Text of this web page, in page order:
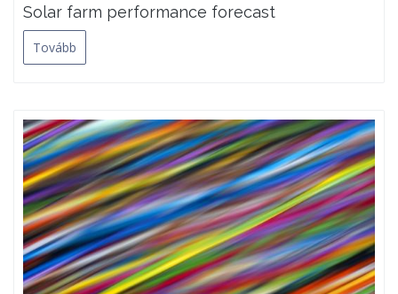
Solar farm performance forecast
Tovább